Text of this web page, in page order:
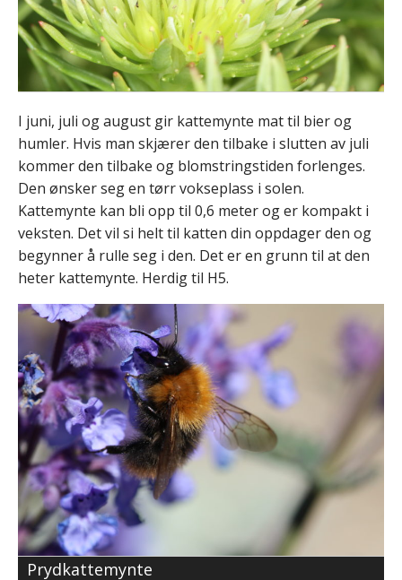
I juni, juli og august gir kattemynte mat til bier og
humler. Hvis man skjærer den tilbake i slutten av juli
kommer den tilbake og blomstringstiden forlenges.
Den ønsker seg en tørr vokseplass i solen.
Kattemynte kan bli opp til 0,6 meter og er kompakt i
veksten. Det vil si helt til katten din oppdager den og
begynner å rulle seg i den. Det er en grunn til at den
heter kattemynte. Herdig til H5.
Prydkattemynte